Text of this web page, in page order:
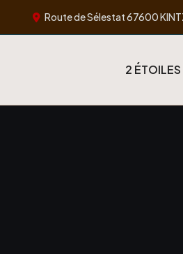
Route de Sélestat 67600
2 ÉTOILES